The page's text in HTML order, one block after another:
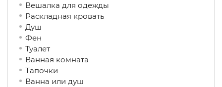
Вешалка для одежды
Раскладная кровать
Душ
Фен
Туалет
Ванная комната
Тапочки
Ванна или душ